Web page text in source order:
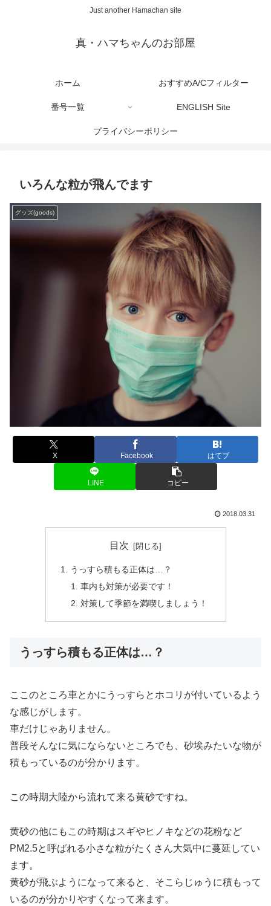
Just another Hamachan site
真・ハマちゃんのお部屋
ホーム おすすめA/Cフィルター
番号一覧 ENGLISH Site
プライバシーポリシー
いろんな粒が飛んでます
グッズ(goods)
X Facebook はてブ
LINE コピー
2018.03.31
目次
うっすら積もる正体は…？
車内も対策が必要です！
対策して季節を満喫しましょう！
うっすら積もる正体は…？
ここのところ車とかにうっすらとホコリが付いているよう
な感じがします。
車だけじゃありません。
普段そんなに気にならないところでも、砂埃みたいな物が
積もっているのが分かります。
この時期大陸から流れて来る黄砂ですね。
黄砂の他にもこの時期はスギやヒノキなどの花粉など
PM2.5と呼ばれる小さな粒がたくさん大気中に蔓延してい
ます。
黄砂が飛ぶようになって来ると、そこらじゅうに積もって
いるのが分かりやすくなって来ます。